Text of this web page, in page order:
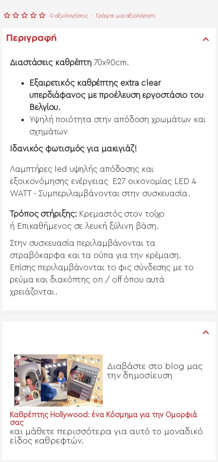
0 αξιολογήσεις - Γράψτε μια αξιολόγηση
Περιγραφή
Διαστάσεις καθρέπτη 70x90cm.
Εξαιρετικός καθρέπτης extra clear
υπερδιάφανος με προέλευση εργοστάσιο του
Βελγίου.
Υψηλή ποιότητα στην απόδοση χρωμάτων και
σχημάτων
Ιδανικός φωτισμός για μακιγιάζ!
Λαμπτήρες led υψηλής απόδοσης και
εξοικονόμησης ενέργειας Ε27 οικονομίας LED 4
WATT - Συμπεριλαμβάνονται στην συσκευασία.
Τρόπος στήριξης: Κρεμαστός στον τοίχο
ή Επικαθήμενος σε λευκή ξύλινη βάση.
Στην συσκευασία περιλαμβάνονται τα
στραβόκαρφα και τα ούπα για την κρέμαση.
Επίσης περιλαμβάνονται το φις σύνδεσης με το
ρεύμα και διακόπτης on / off όπου αυτά
χρειάζονται.
Διαβάστε στο blog μας
την δημοσίευση
Καθρέπτης Hollywood: ένα Κόσμημα για την Ομορφιά
σας
και μάθετε περισσότερα για αυτό το μοναδικό
είδος καθρεφτών.